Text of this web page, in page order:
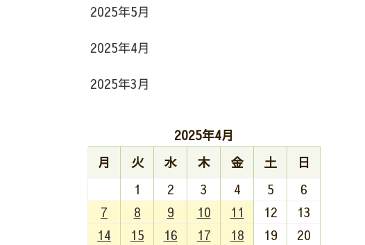
2025年5月
2025年4月
2025年3月
2025年4月
月
火 水 木 金 土
日
1
2 3 4 5
6
7
8 9 10 11 12
13
14
15 16 17 18 19
20